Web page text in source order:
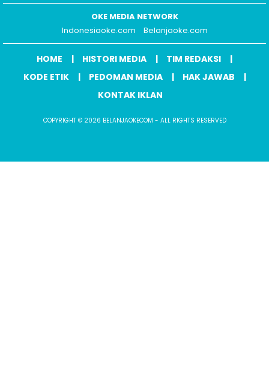
OKE MEDIA NETWORK
Indonesiaoke.com
Belanjaoke.com
HOME HISTORI MEDIA
TIM REDAKSI
KODE ETIK
PEDOMAN MEDIA
HAK JAWAB
KONTAK IKLAN
COPYRIGHT © 2026 BELANJAOKECOM - ALL RIGHTS RESERVED